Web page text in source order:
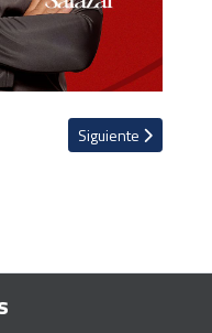
para sustituir a Pablo
Artículo siguiente:
Siguiente